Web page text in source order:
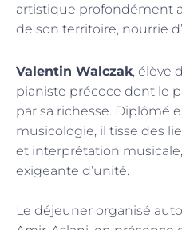
artistique profondément
de son territoire, nourrie
Valentin Walczak, élève
pianiste précoce dont le
par sa richesse. Diplômé
musicologie, il tisse des
et interprétation
exigeante d’unité.
Le déjeuner organisé